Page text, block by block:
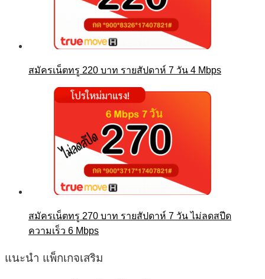
สมัครเน็ตทรู 220 บาท รายสัปดาห์ 7 วัน 4 Mbps
สมัครเน็ตทรู 270 บาท รายสัปดาห์ 7 วัน ไม่ลดสปีด
ความเร็ว 6 Mbps
แนะนำ แพ็กเกจเสริม